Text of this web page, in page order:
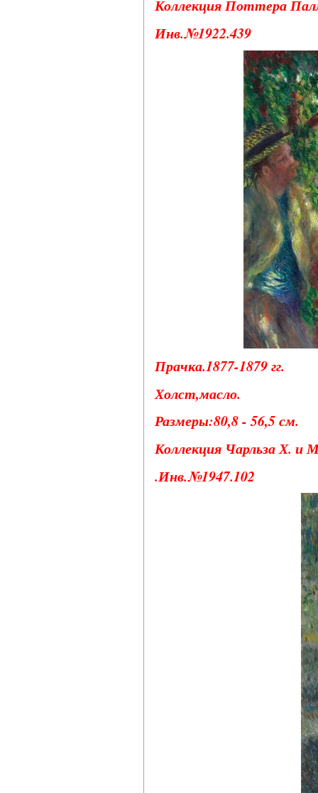
Коллекция Поттера
Инв.№1922.439
Прачка.1877-1879 гг.
Холст,масло.
Размеры:80,8 - 56,5 см.
Коллекция Чарльза Х. и
.Инв.№1947.102